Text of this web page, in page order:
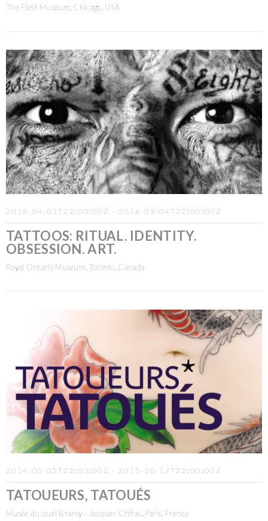
The Field Museum, Chicago, USA
2016-04-01T22:00:00Z - 2016-09-04T22:00:00Z
TATTOOS: RITUAL. IDENTITY.
OBSESSION. ART.
Royal Ontario Museum, Toronto, Canada
2014-05-05T22:00:00Z - 2015-10-17T22:00:00Z
TATOUEURS, TATOUÉS
Musée du quai Branly - Jacques Chirac, Paris, France